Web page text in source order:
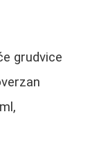
grudvice